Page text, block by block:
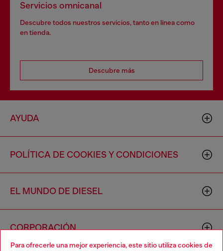
Para ofrecerle una mejor experiencia, este sitio utiliza cookies de
Servicios omnicanal
Descubre todos nuestros servicios, tanto en línea como
en tienda.
Descubre más
AYUDA
POLÍTICA DE COOKIES Y CONDICIONES
EL MUNDO DE DIESEL
CORPORACIÓN